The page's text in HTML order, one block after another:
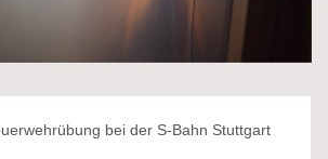
bei der S-Bahn Stuttgart